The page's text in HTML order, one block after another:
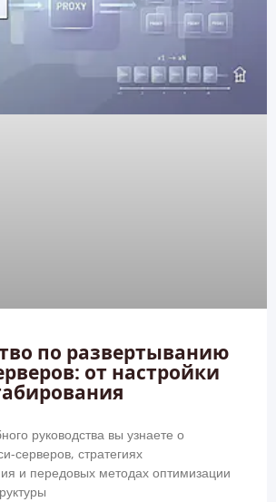
по развертыванию
от настройки
руководства вы узнаете о
серверов, стратегиях
и передовых методах оптимизации